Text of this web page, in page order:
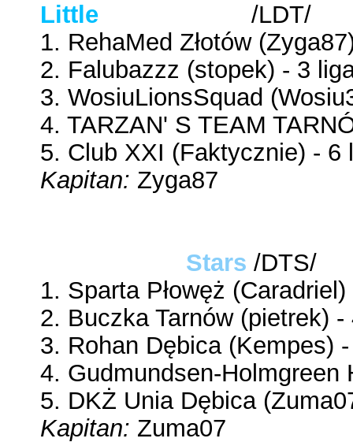
Little
/LDT/
1. RehaMed Złotów
2. Falubazzz (stopek) - 3
3. WosiuLionsSquad
4. TARZAN' S TEAM
5. Club XXI (Faktycznie) - 6
Kapitan: Zyga87
Stars /DTS/
1. Sparta Płowęż
2. Buczka Tarnów (pietrek) -
3. Rohan Dębica (Kempes)
4. Gudmundsen-Holmgreen
5. DKŻ Unia Dębica
Kapitan: Zuma07